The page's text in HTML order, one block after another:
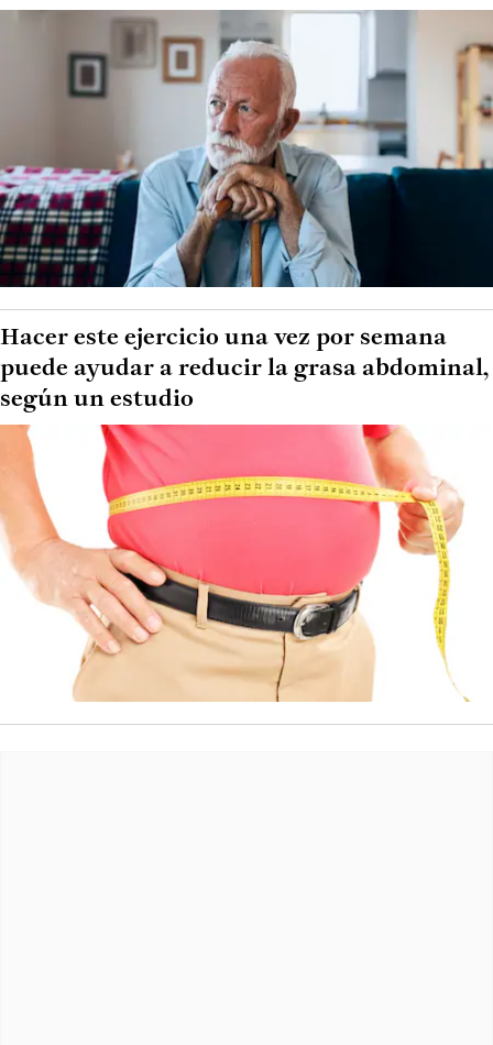
Hacer este ejercicio una vez por semana
puede ayudar a reducir la grasa abdominal,
según un estudio